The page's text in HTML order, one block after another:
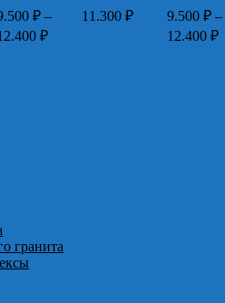
₽ –
₽Диапазон
11.300₽ 9.500₽ –
12.400₽
гранита